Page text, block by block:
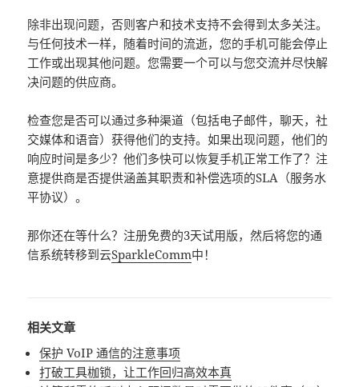
除非出现问题，否则客户和技术支持不会得到太多关注。
与任何技术一样，随着时间的流逝，您的手机可能会停止
工作或出现其他问题。您需要一个可以与您交流并尽快解
决问题的供应商。
检查您是否可以通过多种渠道（包括电子邮件，聊天，社
交媒体和语音）获得他们的支持。如果出现问题，他们的
响应时间是多少？他们多快可以恢复手机正常工作了？注
意提供商是否提供涵盖其职责和补偿选项的SLA（服务水
平协议）。
那你还在等什么？注册免费的3天试用版，然后将您的通
信系统转移到云SparkleComm中！
相关文章
保护 VoIP 通信的注意事项
打破工具枷锁，让工作回归高效本真